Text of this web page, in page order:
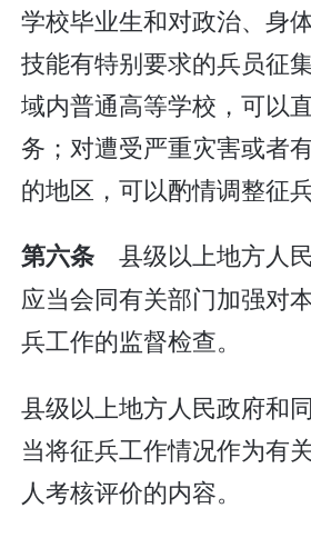
学校毕业生和对政治、身
技能有特别要求的兵员征
域内普通高等学校，可以
务；对遭受严重灾害或者
的地区，可以酌情调整征兵
第六条 县级以上地方人
应当会同有关部门加强对
兵工作的监督检查。
县级以上地方人民政府和
当将征兵工作情况作为有
人考核评价的内容。